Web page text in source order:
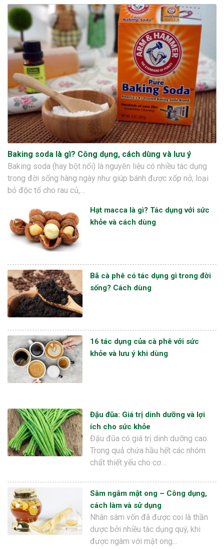
Baking soda là gì? Công dụng, cách dùng và lưu ý
Baking soda (hay bột nổi) là nguyên liệu có nhiều tác dụng
trong đời sống hàng ngày như giúp bánh được xốp nở, loại
bỏ độc tố cho rau củ,…
Hạt macca là gì? Tác dụng với sức
khỏe và cách dùng
Bã cà phê có tác dụng gì trong đời
sống? Cách dùng
16 tác dụng của cà phê với sức
khỏe và lưu ý khi dùng
Đậu đũa: Giá trị dinh dưỡng và lợi
ích cho sức khỏe
Đậu đũa có giá trị dinh dưỡng cao.
Trong quả chứa hầu hết các nhóm
chất thiết yếu cho cơ…
Sâm ngâm mật ong – Công dụng,
cách làm và sử dụng
Nhân sâm vốn đã được coi là thần
dược bởi nhiều tác dụng quý, khi
được ngâm với mật ong…